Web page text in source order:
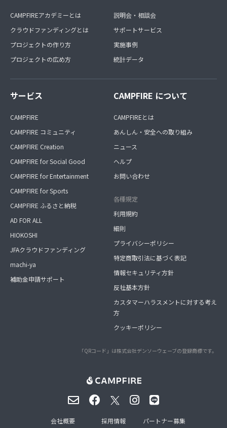
CAMPFIREアカデミーとは
クラウドファンディングとは
プロジェクトの作り方
プロジェクトの広め方
説明会・相談会
サポートサービス
実施事例
統計データ
サービス
CAMPFIRE
CAMPFIRE コミュニティ
CAMPFIRE Creation
CAMPFIRE for Social Good
CAMPFIRE for Entertainment
CAMPFIRE for Sports
CAMPFIRE ふるさと納税
AD FOR ALL
HIOKOSHI
JFAクラウドファンディング
machi-ya
補助金申請サポート
CAMPFIRE について
CAMPFIREとは
あんしん・安全への取り組み
ニュース
ヘルプ
お問い合わせ
各種規定
利用規約
細則
プライバシーポリシー
特定商取引法に基づく表記
情報セキュリティ方針
反社基本方針
カスタマーハラスメントに対する考え
方
クッキーポリシー
「QRコード」は株式会社デンソーウェーブの登録商標です。
会社概要 採用情報 パートナー募集